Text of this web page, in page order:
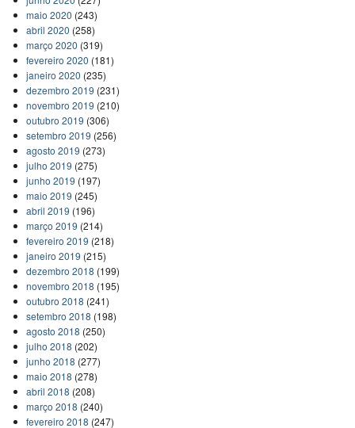
maio 2020 (243)
abril 2020 (258)
março 2020 (319)
fevereiro 2020 (181)
janeiro 2020 (235)
dezembro 2019 (231)
novembro 2019 (210)
outubro 2019 (306)
setembro 2019 (256)
agosto 2019 (273)
julho 2019 (275)
junho 2019 (197)
maio 2019 (245)
abril 2019 (196)
março 2019 (214)
fevereiro 2019 (218)
janeiro 2019 (215)
dezembro 2018 (199)
novembro 2018 (195)
outubro 2018 (241)
setembro 2018 (198)
agosto 2018 (250)
julho 2018 (202)
junho 2018 (277)
maio 2018 (278)
abril 2018 (208)
março 2018 (240)
fevereiro 2018 (247)